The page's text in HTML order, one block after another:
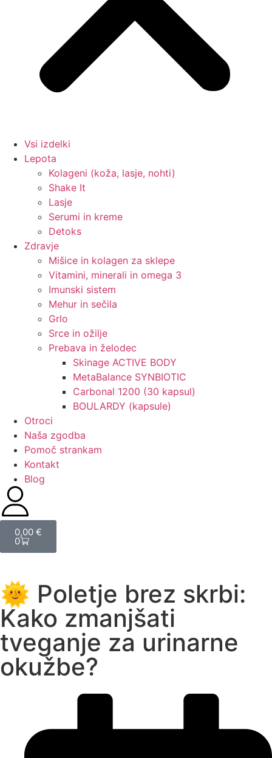
Vsi izdelki
Lepota
Kolageni (koža, lasje, nohti)
Shake It
Lasje
Serumi in kreme
Detoks
Zdravje
Mišice in kolagen za sklepe
Vitamini, minerali in omega 3
Imunski sistem
Mehur in sečila
Grlo
Srce in ožilje
Prebava in želodec
Skinage ACTIVE BODY
MetaBalance SYNBIOTIC
Carbonal 1200 (30 kapsul)
BOULARDY (kapsule)
Otroci
Naša zgodba
Pomoč strankam
Kontakt
Blog
0,00 €
0
🌞 Poletje brez skrbi:
Kako zmanjšati
tveganje za urinarne
okužbe?